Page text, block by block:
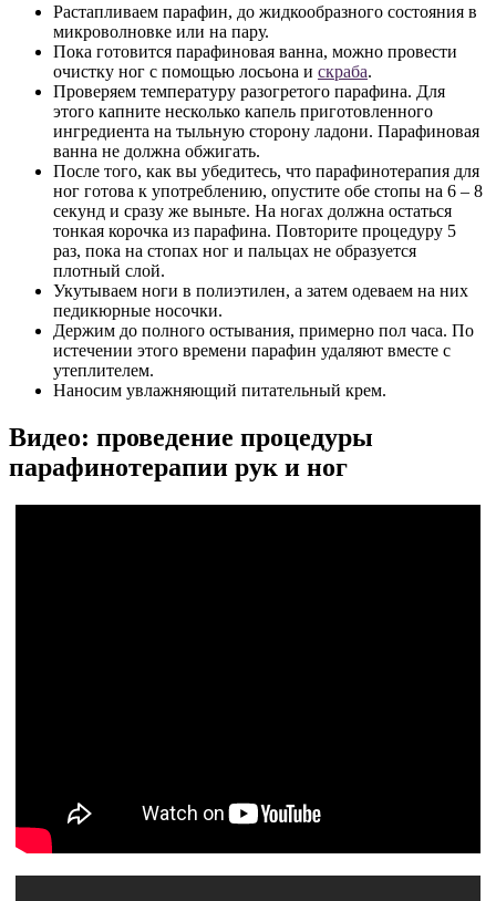
Растапливаем парафин, до жидкообразного состояния в
микроволновке или на пару.
Пока готовится парафиновая ванна, можно провести
очистку ног с помощью лосьона и скраба.
Проверяем температуру разогретого парафина. Для
этого капните несколько капель приготовленного
ингредиента на тыльную сторону ладони. Парафиновая
ванна не должна обжигать.
После того, как вы убедитесь, что парафинотерапия для
ног готова к употреблению, опустите обе стопы на 6 – 8
секунд и сразу же выньте. На ногах должна остаться
тонкая корочка из парафина. Повторите процедуру 5
раз, пока на стопах ног и пальцах не образуется
плотный слой.
Укутываем ноги в полиэтилен, а затем одеваем на них
педикюрные носочки.
Держим до полного остывания, примерно пол часа. По
истечении этого времени парафин удаляют вместе с
утеплителем.
Наносим увлажняющий питательный крем.
Видео: проведение процедуры
парафинотерапии рук и ног